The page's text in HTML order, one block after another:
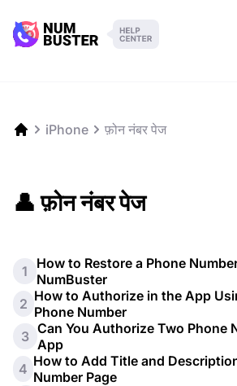
iPhone फ़ोन नंबर पेज
👤 फ़ोन नंबर पेज
1
How to Restore a Phone
NumBuster
2 How to Authorize in the App
Phone Number
3 Can You Authorize Two Phone
App
4 How to Add Title and
Number Page